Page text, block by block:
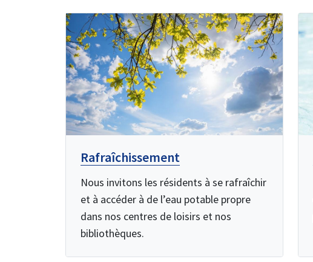
Rafraîchissement
Nous invitons les résidents à se rafraîchir
et à accéder à de l’eau potable propre
dans nos centres de loisirs et nos
bibliothèques.